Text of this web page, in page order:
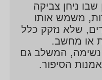
שבו ניחן צביקה
משמש אותו
שלא נזקק כלל
או מחשב.
נשימה, המשלב גם
הסיפור.